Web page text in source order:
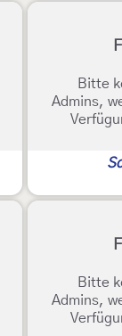
Bitte
Admins,
Bitte
Admins,